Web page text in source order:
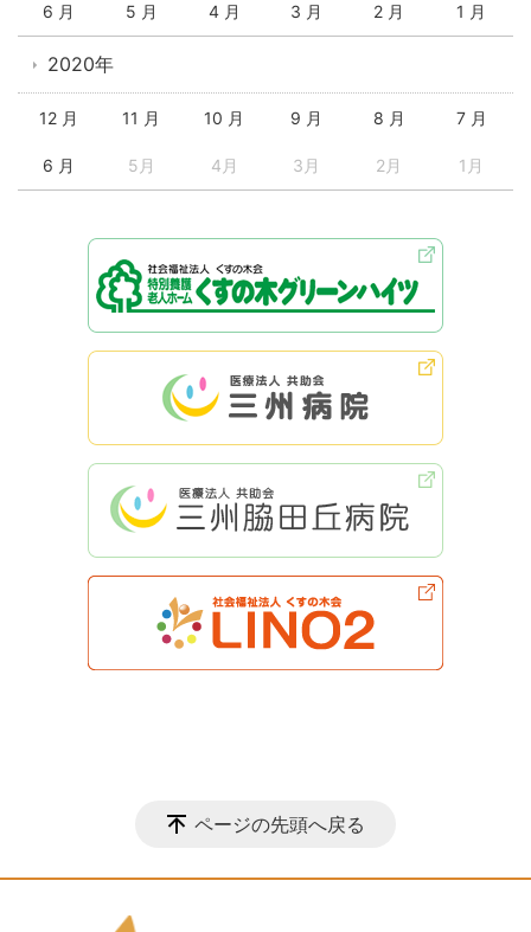
6 月 5 月 4 月 3 月 2 月 1 月
2020年
12 月 11 月 10 月 9 月 8 月 7 月
6 月 5月 4月 3月 2月 1月
ページの先頭へ戻る